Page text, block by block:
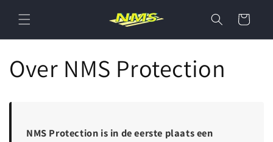
naar de
content
Winkelwagen
Over NMS Protection
NMS Protection is in de eerste plaats een